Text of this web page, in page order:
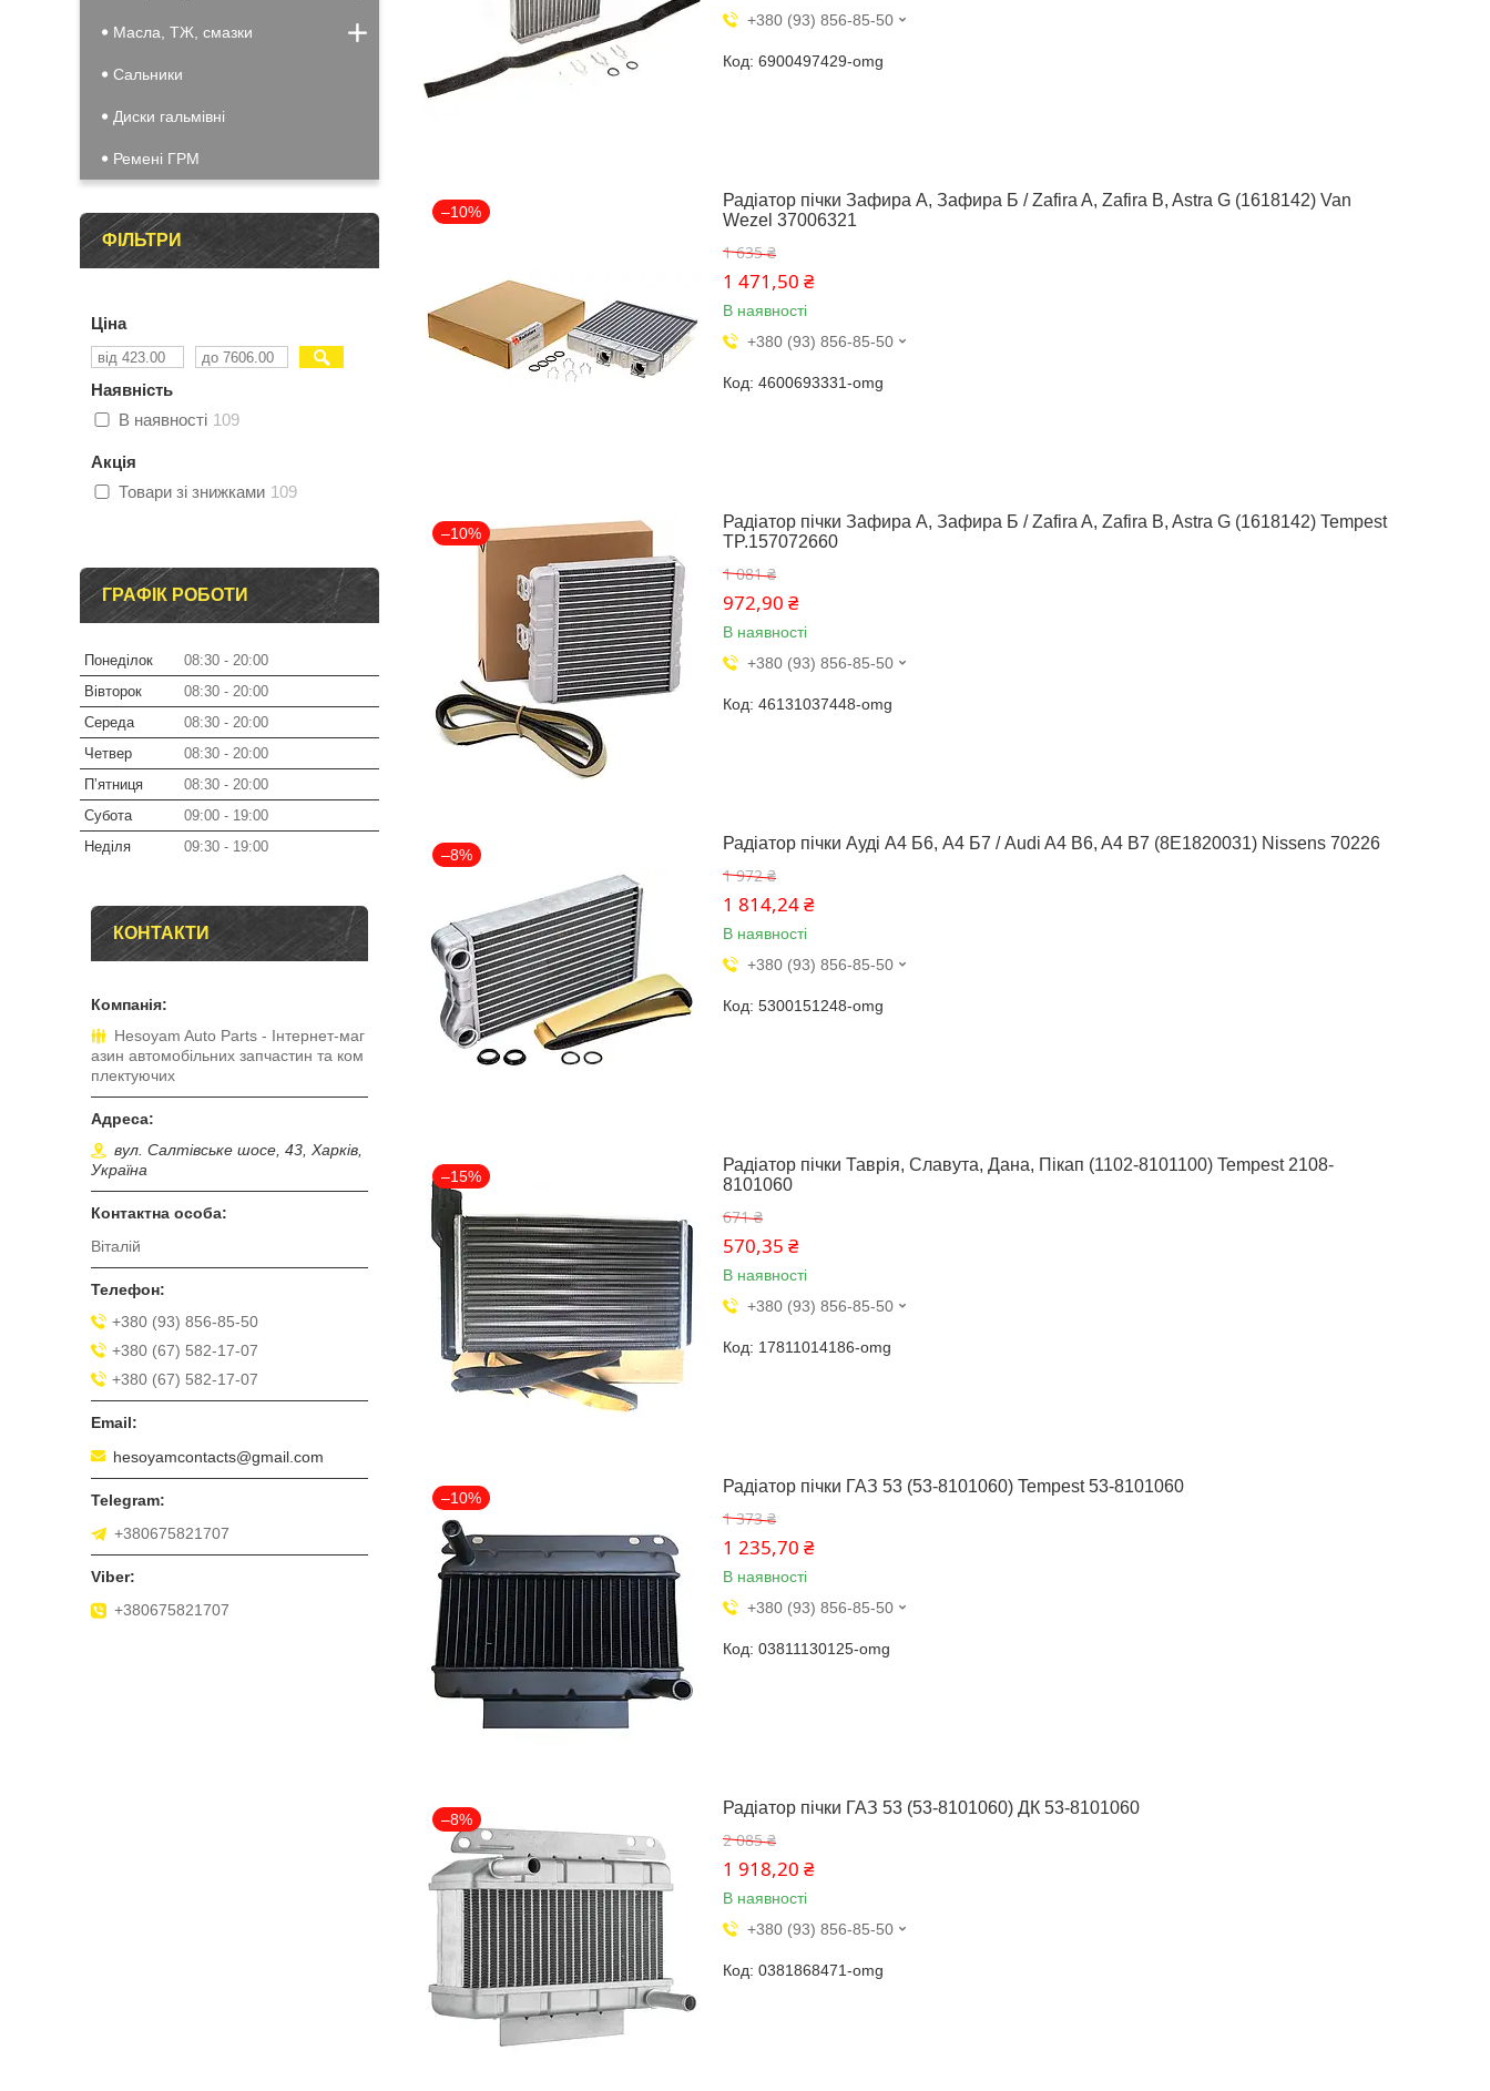
+380 (93) 856-85-50
6900497429-omg
–10%
Радіатор пічки Зафира А, Зафира Б / Zafira A, Zafira B, Astra G (1618142) Van
Wezel 37006321
1 635 ₴
1 471,50 ₴
В наявності
+380 (93) 856-85-50
4600693331-omg
–10%
Радіатор пічки Зафира А, Зафира Б / Zafira A, Zafira B, Astra G (1618142) Tempest
TP.157072660
1 081 ₴
972,90 ₴
В наявності
+380 (93) 856-85-50
46131037448-omg
–8%
Радіатор пічки Ауді А4 Б6, А4 Б7 / Audi A4 B6, A4 B7 (8E1820031) Nissens 70226
1 972 ₴
1 814,24 ₴
В наявності
+380 (93) 856-85-50
5300151248-omg
–15%
Радіатор пічки Таврія, Славута, Дана, Пікап (1102-8101100) Tempest 2108-
8101060
671 ₴
570,35 ₴
В наявності
+380 (93) 856-85-50
17811014186-omg
–10%
Радіатор пічки ГАЗ 53 (53-8101060) Tempest 53-8101060
1 373 ₴
1 235,70 ₴
В наявності
+380 (93) 856-85-50
03811130125-omg
–8%
Радіатор пічки ГАЗ 53 (53-8101060) ДК 53-8101060
2 085 ₴
1 918,20 ₴
В наявності
+380 (93) 856-85-50
0381868471-omg
Масла, ТЖ, смазки
Сальники
Диски гальмівні
Ремені ГРМ
ФІЛЬТРИ
Ціна
Наявність
В наявності 109
Акція
Товари зі знижками 109
ГРАФІК РОБОТИ
Понеділок 08:30
20:00
Вівторок
08:30
20:00
Середа
08:30
20:00
Четвер
08:30
20:00
Пʼятниця
08:30
20:00
Субота
09:00
19:00
Неділя
09:30 19:00
КОНТАКТИ
Hesoyam Auto Parts - Інтернет-маг
азин автомобільних запчастин та ком
плектуючих
вул. Салтівське шосе, 43, Харків,
Україна
Віталій
+380 (93) 856-85-50
+380 (67) 582-17-07
+380 (67) 582-17-07
hesoyamcontacts@gmail.com
+380675821707
+380675821707